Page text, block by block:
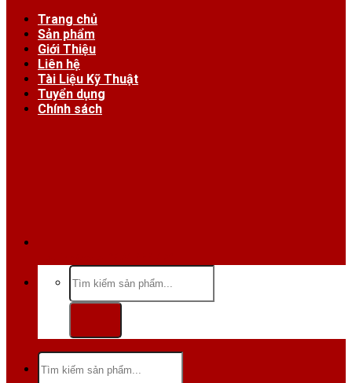
Trang chủ
Sản phẩm
Giới Thiệu
Liên hệ
Tài Liệu Kỹ Thuật
Tuyển dụng
Chính sách
Tìm
kiếm:
Tìm
kiếm: